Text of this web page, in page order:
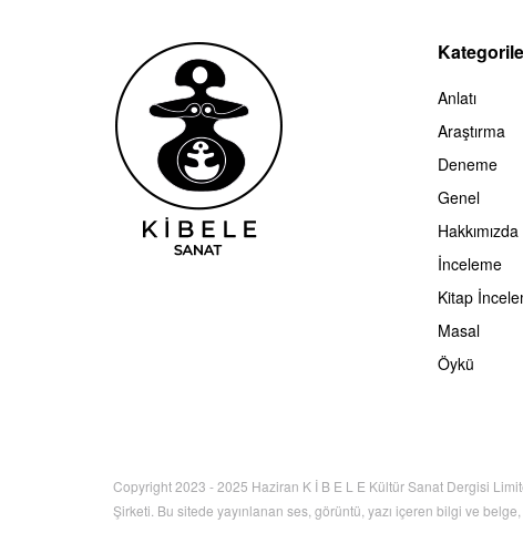
Anlatı
Araştırma
Deneme
Genel
Hakkımızda
İnceleme
Kitap
Masal
Öykü
Copyright 2023 - 2025 Haziran K İ B E L E Kültür Sanat Dergisi
Şirketi. Bu sitede yayınlanan ses, görüntü, yazı içeren bilgi ve